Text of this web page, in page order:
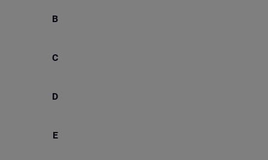
B
C
D
E